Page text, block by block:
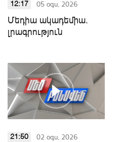
12:17 05 օգս, 2026
Մեդիա ակադեմիա.
լրագրություն
21:50 02 օգս, 2026